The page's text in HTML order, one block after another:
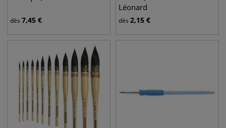
dès 7,45 €
Léonard
dès 2,15 €